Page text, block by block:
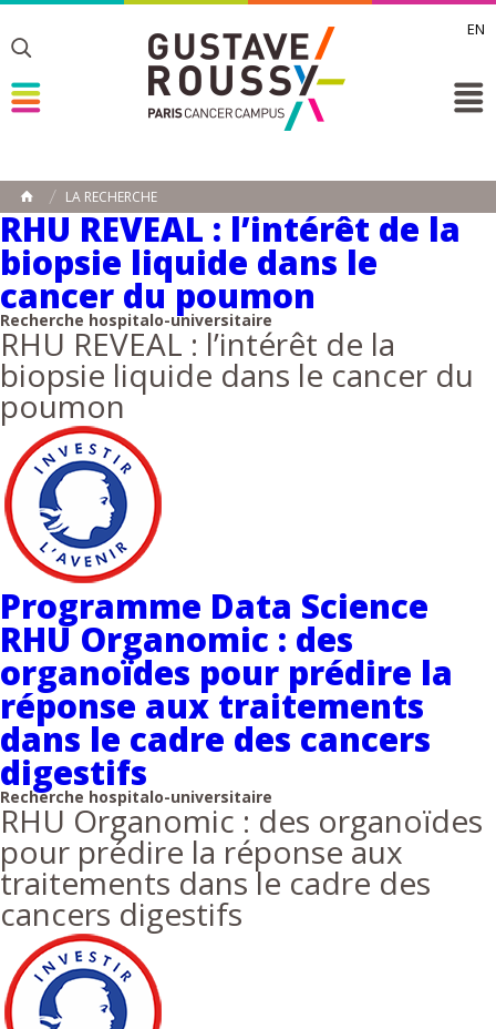
EN
Toggle
Toggle
Toggle
ACCUEIL
LA RECHERCHE
RHU REVEAL : l’intérêt de la
biopsie liquide dans le
cancer du poumon
Recherche hospitalo-universitaire
RHU REVEAL : l’intérêt de la
biopsie liquide dans le cancer du
poumon
Programme Data Science
RHU Organomic : des
organoïdes pour prédire la
réponse aux traitements
dans le cadre des cancers
digestifs
Recherche hospitalo-universitaire
RHU Organomic : des organoïdes
pour prédire la réponse aux
traitements dans le cadre des
cancers digestifs